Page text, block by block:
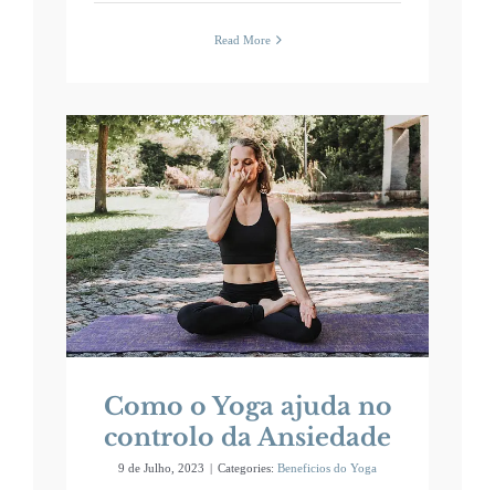
Read More
Como o Yoga ajuda no
controlo da Ansiedade
9 de Julho, 2023 | Categories: Beneficios do Yoga